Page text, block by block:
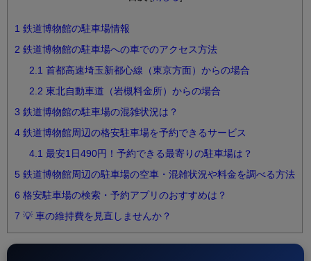
1 鉄道博物館の駐車場情報
2 鉄道博物館の駐車場への車でのアクセス方法
2.1 首都高速埼玉新都心線（東京方面）からの場合
2.2 東北自動車道（岩槻料金所）からの場合
3 鉄道博物館の駐車場の混雑状況は？
4 鉄道博物館周辺の格安駐車場を予約できるサービス
4.1 最安1日490円！予約できる最寄りの駐車場は？
5 鉄道博物館周辺の駐車場の空車・混雑状況や料金を調べる方法
6 格安駐車場の検索・予約アプリのおすすめは？
7 💡 車の維持費を見直しませんか？